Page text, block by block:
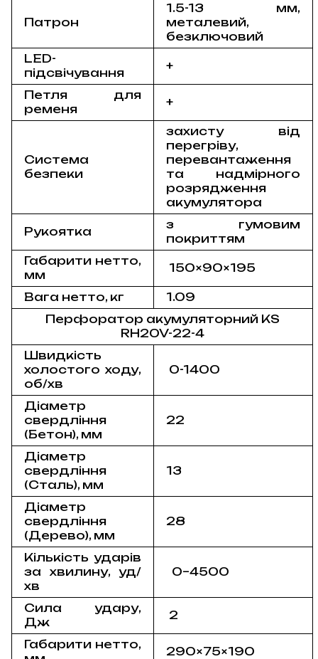
Патрон
1.5-13 мм,
металевий,
безключовий
LED-
підсвічування
+
Петля для
ременя
+
Система
безпеки
захисту від
перегріву,
перевантаження
та надмірного
розрядження
акумулятора
Рукоятка
з гумовим
покриттям
Габарити нетто,
мм
150×90×195
Вага нетто, кг
1.09
Перфоратор акумуляторний KS
RH20V-22-4
Швидкість
холостого ходу,
об/хв
0-1400
Діаметр
свердління
(Бетон), мм
22
Діаметр
свердління
(Сталь), мм
13
Діаметр
свердління
(Дерево), мм
28
Кількість ударів
за хвилину, уд/
хв
0–4500
Сила удару,
Дж
2
Габарити нетто,
290×75×190